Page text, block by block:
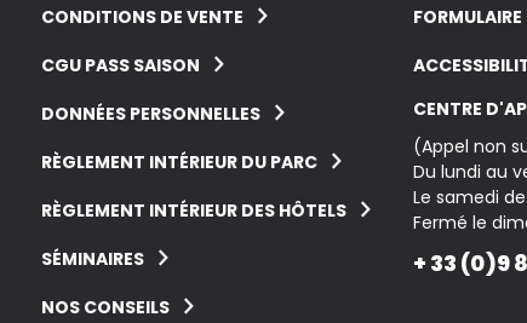
CONDITIONS DE VENTE
CGU PASS SAISON
DONNÉES PERSONNELLES
RÈGLEMENT INTÉRIEUR DU PARC
RÈGLEMENT INTÉRIEUR DES HÔTELS
SÉMINAIRES
NOS CONSEILS
CENTRE
(Appel non
Du lundi au
Le samedi
Fermé le
+ 33 (0)9